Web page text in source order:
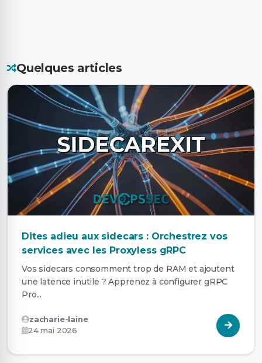
Quelques articles
Dites adieu aux sidecars : Orchestrez vos
services avec les Proxyless gRPC
Vos sidecars consomment trop de RAM et ajoutent
une latence inutile ? Apprenez à configurer gRPC
Pro...
zacharie-laine
24 mai 2026